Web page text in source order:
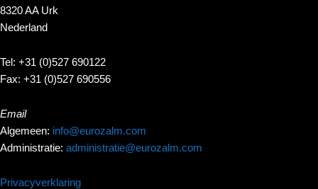
8320 AA Urk
Nederland
Tel: +31 (0)527 690122
Fax: +31 (0)527 690556
Email
Algemeen: info@eurozalm.com
Administratie: administratie@eurozalm.com
Privacyverklaring